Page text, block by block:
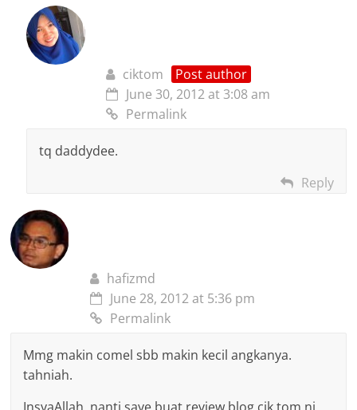
ciktom
Post author
June 30, 2012 at 3:08 am
Permalink
tq daddydee.
Reply
hafizmd
June 28, 2012 at 5:36 pm
Permalink
Mmg makin comel sbb makin kecil angkanya.
tahniah.